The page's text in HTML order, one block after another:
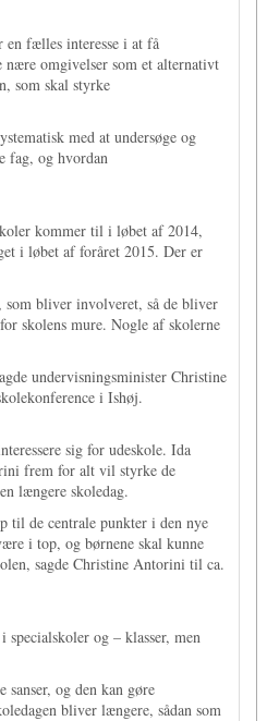
fælles interesse i at få
nære omgivelser som et alternativt
som skal styrke
med at undersøge og
fag, og hvordan
kommer til i løbet af 2014,
i løbet af foråret 2015. Der er
som bliver involveret, så de bliver
skolens mure. Nogle af skolerne
undervisningsminister Christine
i Ishøj.
sig for udeskole. Ida
frem for alt vil styrke de
længere skoledag.
til de centrale punkter i den nye
i top, og børnene skal kunne
sagde Christine Antorini til ca.
og – klasser, men
og den kan gøre
bliver længere, sådan som